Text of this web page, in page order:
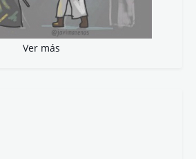
Ver más